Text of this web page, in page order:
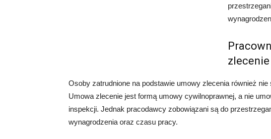
zlecenie
Osoby zatrudnione na podstawie umowy zlecenia również
Umowa zlecenie jest formą umowy cywilnoprawnej, a nie
inspekcji. Jednak pracodawcy zobowiązani są do
wynagrodzenia oraz czasu pracy.